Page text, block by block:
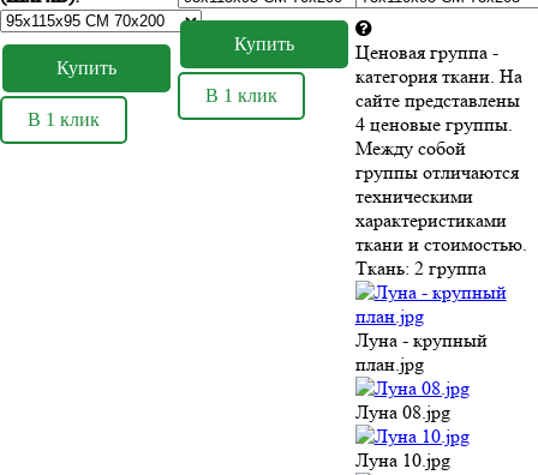
В 1 клик
В 1 клик
Ценовая группа -
категория ткани. На
сайте представлены
4 ценовые группы.
Между собой
группы отличаются
техническими
характеристиками
ткани и стоимостью.
Ткань: 2 группа
Луна - крупный
план.jpg
Луна 08.jpg
Луна 10.jpg